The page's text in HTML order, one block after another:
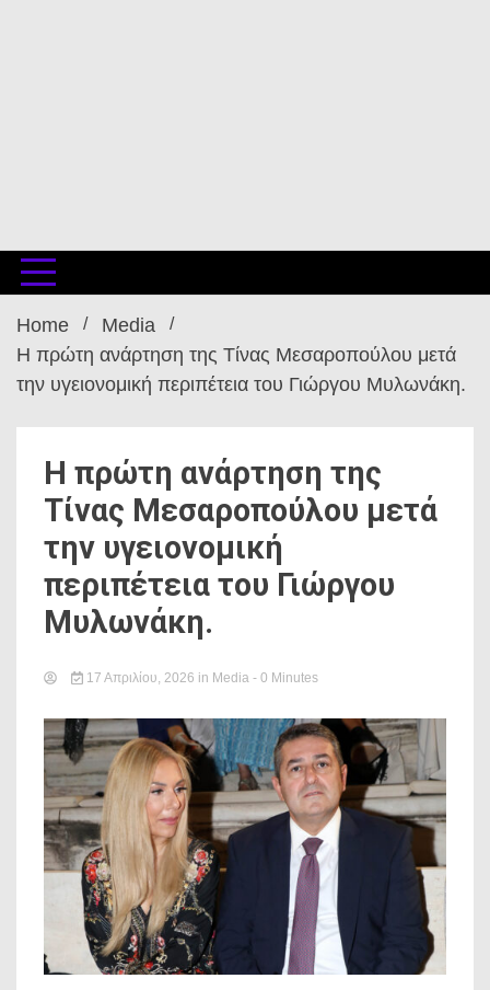
Home
Media
Η πρώτη ανάρτηση της Τίνας Μεσαροπούλου μετά
την υγειονομική περιπέτεια του Γιώργου Μυλωνάκη.
Η πρώτη ανάρτηση της
Τίνας Μεσαροπούλου μετά
την υγειονομική
περιπέτεια του Γιώργου
Μυλωνάκη.
17 Απριλίου, 2026 in Media - 0 Minutes